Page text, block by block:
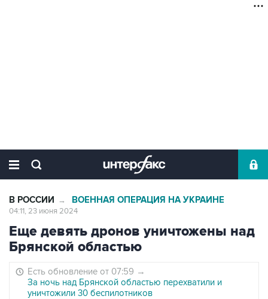
В РОССИИ → ВОЕННАЯ ОПЕРАЦИЯ НА УКРАИНЕ
04:11, 23 июня 2024
Еще девять дронов уничтожены над
Брянской областью
Есть обновление от 07:59 →
За ночь над Брянской областью перехватили и
уничтожили 30 беспилотников